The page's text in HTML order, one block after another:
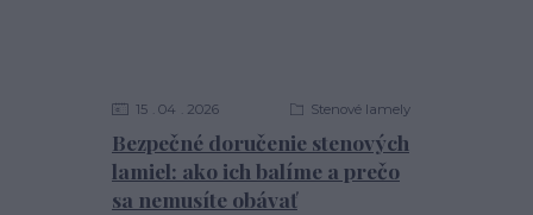
Bezpečné doručenie stenových
lamiel: ako ich balíme a prečo
sa nemusíte obávať
15 04 2026 Stenové lamely